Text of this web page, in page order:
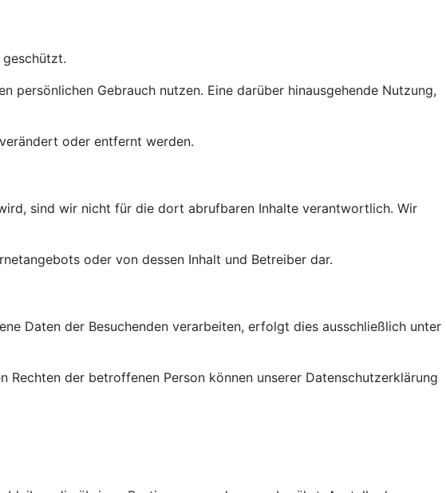
persönlichen Gebrauch nutzen. Eine darüber hinausgehende Nutzung,
oder entfernt werden.
sind wir nicht für die dort abrufbaren Inhalte verantwortlich. Wir
oder von dessen Inhalt und Betreiber dar.
Daten der Besuchenden verarbeiten, erfolgt dies ausschließlich unter
der betroffenen Person können unserer Datenschutzerklärung